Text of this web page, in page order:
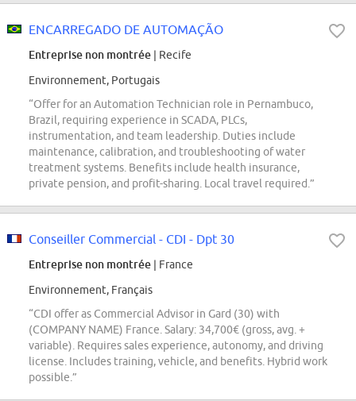
ENCARREGADO DE AUTOMAÇÃO
Entreprise non montrée | Recife
Environnement, Portugais
“Offer for an Automation Technician role in Pernambuco,
Brazil, requiring experience in SCADA, PLCs,
instrumentation, and team leadership. Duties include
maintenance, calibration, and troubleshooting of water
treatment systems. Benefits include health insurance,
private pension, and profit-sharing. Local travel required.”
Conseiller Commercial - CDI - Dpt 30
Entreprise non montrée | France
Environnement, Français
“CDI offer as Commercial Advisor in Gard (30) with
(COMPANY NAME) France. Salary: 34,700€ (gross, avg. +
variable). Requires sales experience, autonomy, and driving
license. Includes training, vehicle, and benefits. Hybrid work
possible.”